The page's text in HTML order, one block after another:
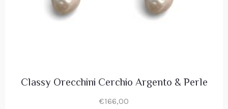
Classy Orecchini Cerchio Argento & Perle
€166,00